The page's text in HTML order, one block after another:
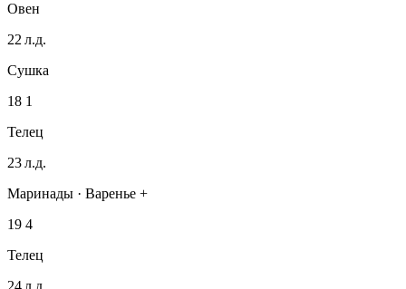
Овен
22 л.д.
Сушка
18 1
Телец
23 л.д.
Маринады · Варенье +
19 4
Телец